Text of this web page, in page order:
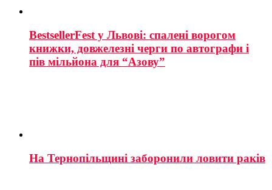
BestsellerFest у Львові: спалені ворогом
книжки, довжелезні черги по автографи і
пів мільйона для “Азову”
На Тернопільщині заборонили ловити раків